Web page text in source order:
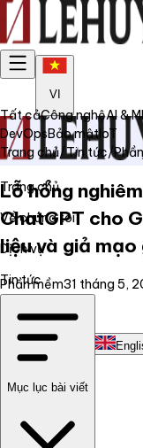
VI
Trang chủ
Về chúng tôi
Dịch vụ
Tin tức
Liên hệ
Tiếng Việt
Tất cảCông nghệAI &
DevOpsBảo mậtIoT
Trang chủ/Tin tức/
Lỗ hổng
ChatGPT cho
liệu và giả mạo
Phần mềm31 tháng 5,
Mục lục bài viết